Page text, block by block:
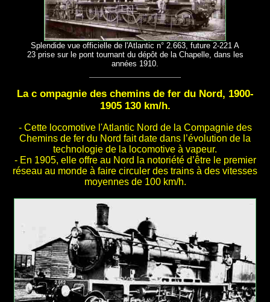
Splendide vue officielle de l'Atlantic n° 2.663, future 2-221 A
23 prise sur le pont tournant du dépôt de la Chapelle, dans les
années 1910.
La c ompagnie des chemins de fer du Nord, 1900-
1905 130 km/h.
- Cette locomotive l'Atlantic Nord de la Compagnie des
Chemins de fer du Nord fait date dans l’évolution de la
technologie de la locomotive à vapeur.
- En 1905, elle offre au Nord la notoriété d’être le premier
réseau au monde à faire circuler des trains à des vitesses
moyennes de 100 km/h.